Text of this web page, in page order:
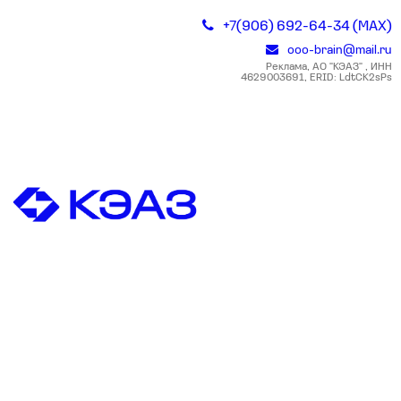
+7(906) 692-64-34 (MAX)
ooo-brain@mail.ru
Реклама, АО "КЭАЗ" , ИНН
4629003691, ERID: LdtCK2sPs